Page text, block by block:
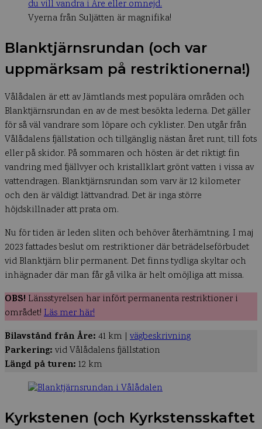
Vyerna från Suljätten är magnifika!
Blanktjärnsrundan (och var
uppmärksam på restriktionerna!)
Vålådalen är ett av Jämtlands mest populära områden och
Blanktjärnsrundan en av de mest besökta lederna. Det gäller
för så väl vandrare som löpare och cyklister. Den utgår från
Vålådalens fjällstation och tillgänglig nästan året runt, till fots
eller på skidor. På sommaren och hösten är det riktigt fin
vandring med fjällvyer och kristallklart grönt vatten i vissa av
vattendragen. Blanktjärnsrundan som varv är 12 kilometer
och den är väldigt lättvandrad. Det är inga större
höjdskillnader att prata om.
Nu för tiden är leden sliten och behöver återhämtning. I maj
2023 fattades beslut om restriktioner där beträdelseförbudet
vid Blanktjärn blir permanent. Det finns tydliga skyltar och
inhägnader där man får gå vilka är helt omöjliga att missa.
OBS! Länsstyrelsen har infört permanenta restriktioner i
området! Läs mer här!
Bilavstånd från Åre: 41 km | vägbeskrivning
Parkering: vid Vålådalens fjällstation
Längd på turen: 12 km
Kyrkstenen (och Kyrkstensskaftet